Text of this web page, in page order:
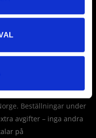
Beställningar under
avgifter – inga andra
på